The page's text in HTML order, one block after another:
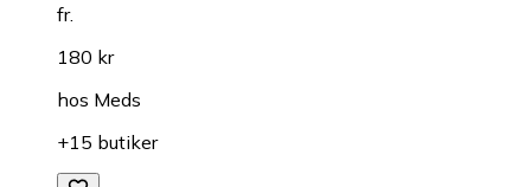
fr.
180 kr
hos Meds
+15 butiker